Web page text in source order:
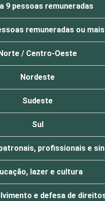
a 9 pessoas remuneradas
remuneradas ou mais
Norte / Centro-Oeste
Nordeste
Sudeste
Sul
profissionais e
lazer e cultura
e defesa de